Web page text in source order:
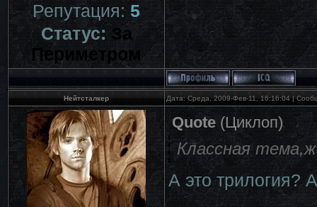
Репутация: 5
Статус:За
Периметром
Нейтсталкер Дата: Среда, 2009-Фев-11, 16:16:04 |
Quote(Циклоп)
Классная
А это трилогия?